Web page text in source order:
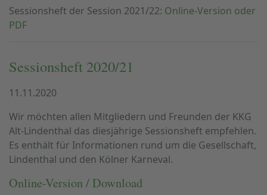
Sessionsheft der Session 2021/22: Online-Version oder
PDF
Sessionsheft 2020/21
11.11.2020
Wir möchten allen Mitgliedern und Freunden der KKG
Alt-Lindenthal das diesjährige Sessionsheft empfehlen.
Es enthält für Informationen rund um die Gesellschaft,
Lindenthal und den Kölner Karneval.
Online-Version / Download